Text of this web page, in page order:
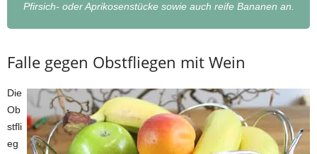
Pfirsich- oder Aprikosenstücke sowie auch reife Bananen an.
Falle gegen Obstfliegen mit Wein
Die
Ob
stfli
eg